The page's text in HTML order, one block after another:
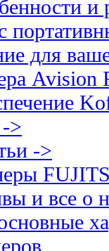
и
для
Avision
>
->
и все о